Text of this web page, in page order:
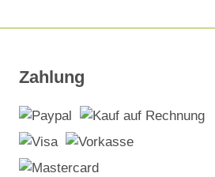
Zahlung